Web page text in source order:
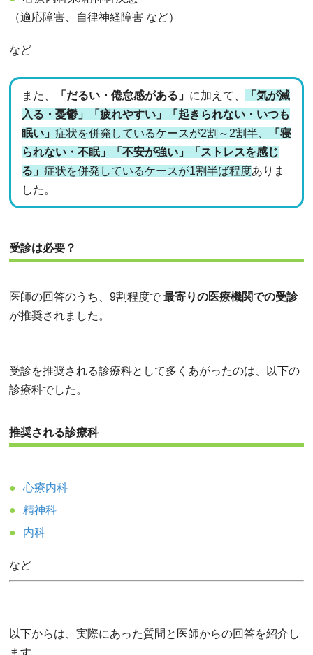
（適応障害、自律神経障害 など）
など
また、 「だるい・倦怠感がある」 に加えて、
「気が滅
入る・憂鬱」「疲れやすい」「起きられない・いつも
眠い」 症状を併発しているケースが2割～2割半、
「寝
られない・不眠」「不安が強い」「ストレスを感じ
る」 症状を併発しているケースが1割半ば程度ありま
した。
受診は必要？
医師の回答のうち、9割程度で 最寄りの医療機関での受診
が推奨されました。
受診を推奨される診療科として多くあがったのは、以下の
診療科でした。
推奨される診療科
心療内科
精神科
内科
など
以下からは、実際にあった質問と医師からの回答を紹介し
ます。